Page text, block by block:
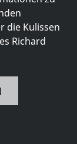
die Kulissen
Richard